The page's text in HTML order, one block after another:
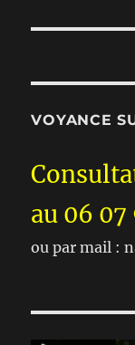
VOYANCE
au 06 07
ou par mail :